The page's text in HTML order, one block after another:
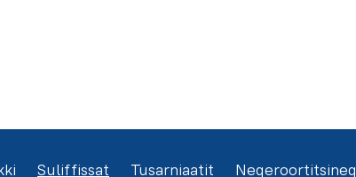
Suliffissat Tusarniaatit Neqeroortitsineq